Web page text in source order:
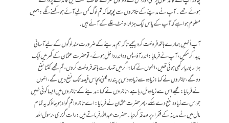
ہوئے تھے ۔آپ نے مدینے کے تاجروں سے پوچھا کہ تم لوگ کس لیے آئے ہو،کہنے لگے : ہمیں
معلوم ہوا ہے کہ آپ کے پاس ایک ہزار اونٹ غلے کے آئے ہیں .
آپ اُنہیں ہمارے ہاتھ فروخت کردیجیے تاکہ ہم مدینے کے ضرورت مند لوگوں کے لیے آسانی
پیدا کرسکیں ،آپ نے فرمایا : اندر آؤ ، پس وہ اندر داخل ہوئے ،تو حضرت عثمان کے گھر میں ایک
ہزاربوریاںرکھی ہوئی تھیں ،انہوں نے کہا: اگرمیں تمہارے ہاتھ فروخت کروں، تم مجھے کتنا نفع
دوگے ،تاجروں نے کہا : زیادہ سے زیادہ دس پرپندرہ یعنی پچاس فیصد تک نفع دیں گے،انہوں
نے فرمایا:مجھے اس سے زیادہ مل رہا ہے، تاجروں نے کہا : مدینے کے تاجروں میں ایسا کوئی نہیں
جو اس سے زیادہ نفع دے سکے ، پھر حضرت عثمان نے فرمایا: اے تاجرو! تم گواہ ہوجاؤ کہ یہ تمام
مال میں نے مدینہ کے فقراء پر صدقہ کردیا ۔ حضرت عبداللہ فرماتے ہیں : رات گزری ،رسول اللہ